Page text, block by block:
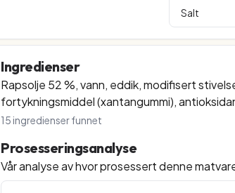
Salt
Ingredienser
Rapsolje 52 %, vann, eddik, modifisert
fortykningsmiddel (xantangummi),
15 ingredienser funnet
Prosesseringsanalyse
Vår analyse av hvor prosessert denne